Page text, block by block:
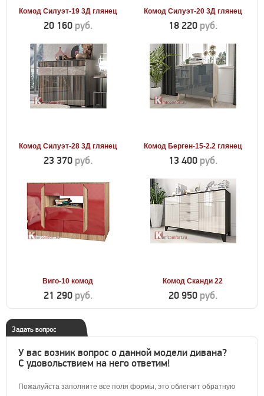
Комод Силуэт-19 3Д глянец
20 160 руб.
Комод Силуэт-20 3Д глянец
18 220 руб.
Комод Силуэт-28 3Д глянец
23 370 руб.
Комод Берген-15-2.2 глянец
13 400 руб.
Виго-10 комод
21 290 руб.
Комод Сканди 22
20 950 руб.
Задать вопрос
У вас возник вопрос о данной модели дивана?
С удовольствием на него ответим!
Пожалуйста заполните все поля формы, это облегчит обратную